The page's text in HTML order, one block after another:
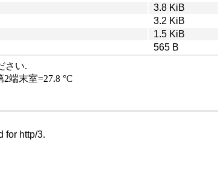
3.8 KiB
3.2 KiB
1.5 KiB
565 B
for http/3.